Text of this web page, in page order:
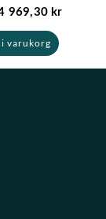
969,30 kr
i varukorg